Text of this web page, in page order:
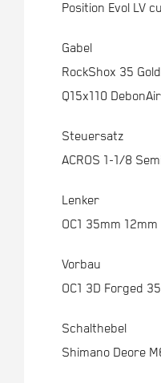
Position Evol LV
Gabel
RockShox 35
Q15x110
Steuersatz
ACROS 1-1/8
Lenker
OC1 35mm
Vorbau
OC1 3D Forged
Schalthebel
Shimano Deore